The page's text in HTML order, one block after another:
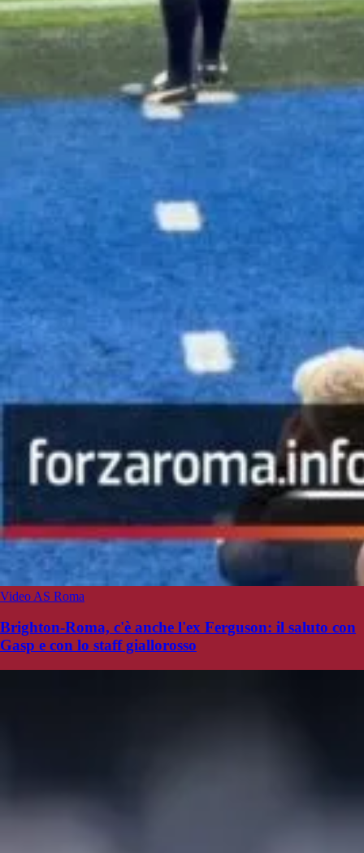
Video AS Roma
Brighton-Roma, c'è anche l'ex Ferguson: il saluto con
Gasp e con lo staff giallorosso